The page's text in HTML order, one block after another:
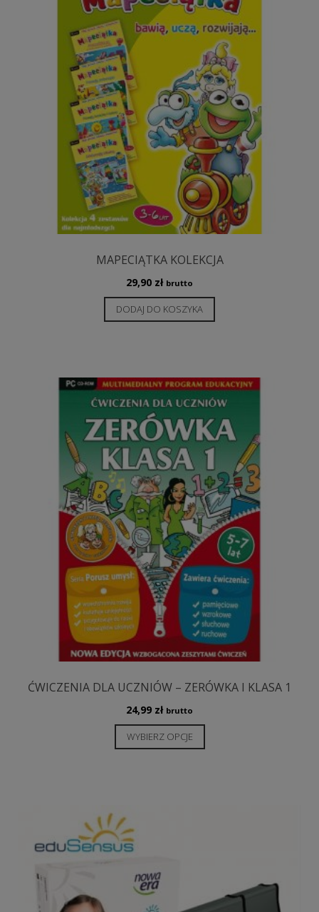
MAPECIĄTKA KOLEKCJA
29,90 zł brutto
DODAJ DO KOSZYKA
ĆWICZENIA DLA UCZNIÓW – ZERÓWKA I KLASA 1
24,99 zł brutto
WYBIERZ OPCJE
produkt
produktu